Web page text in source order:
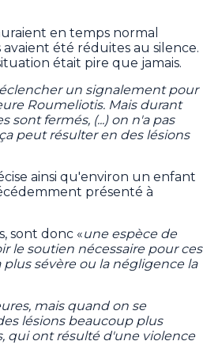
en temps normal
été réduites au silence.
était pire que jamais.
un signalement pour
Roumeliotis. Mais durant
sont fermés, (...) on n'a pas
peut résulter en des lésions
ainsi qu'environ un enfant
présenté à
sont donc «une espèce de
le soutien nécessaire pour ces
sévère ou la négligence la
mais quand on se
lésions beaucoup plus
qui ont résulté d'une violence